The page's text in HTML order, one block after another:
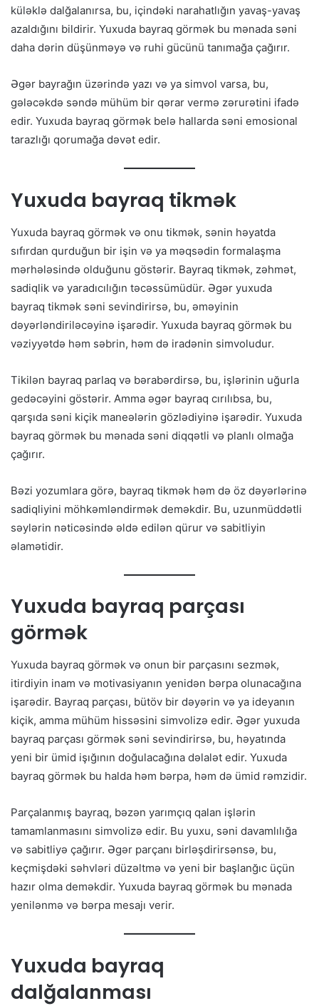
küləklə dalğalanırsa, bu, içindəki narahatlığın yavaş-yavaş
azaldığını bildirir. Yuxuda bayraq görmək bu mənada səni
daha dərin düşünməyə və ruhi gücünü tanımağa çağırır.
Əgər bayrağın üzərində yazı və ya simvol varsa, bu,
gələcəkdə səndə mühüm bir qərar vermə zərurətini ifadə
edir. Yuxuda bayraq görmək belə hallarda səni emosional
tarazlığı qorumağa dəvət edir.
Yuxuda bayraq tikmək
Yuxuda bayraq görmək və onu tikmək, sənin həyatda
sıfırdan qurduğun bir işin və ya məqsədin formalaşma
mərhələsində olduğunu göstərir. Bayraq tikmək, zəhmət,
sadiqlik və yaradıcılığın təcəssümüdür. Əgər yuxuda
bayraq tikmək səni sevindirirsə, bu, əməyinin
dəyərləndiriləcəyinə işarədir. Yuxuda bayraq görmək bu
vəziyyətdə həm səbrin, həm də iradənin simvoludur.
Tikilən bayraq parlaq və bərabərdirsə, bu, işlərinin uğurla
gedəcəyini göstərir. Amma əgər bayraq cırılıbsa, bu,
qarşıda səni kiçik maneələrin gözlədiyinə işarədir. Yuxuda
bayraq görmək bu mənada səni diqqətli və planlı olmağa
çağırır.
Bəzi yozumlara görə, bayraq tikmək həm də öz dəyərlərinə
sadiqliyini möhkəmləndirmək deməkdir. Bu, uzunmüddətli
səylərin nəticəsində əldə edilən qürur və sabitliyin
əlamətidir.
Yuxuda bayraq parçası
görmək
Yuxuda bayraq görmək və onun bir parçasını sezmək,
itirdiyin inam və motivasiyanın yenidən bərpa olunacağına
işarədir. Bayraq parçası, bütöv bir dəyərin və ya ideyanın
kiçik, amma mühüm hissəsini simvolizə edir. Əgər yuxuda
bayraq parçası görmək səni sevindirirsə, bu, həyatında
yeni bir ümid işığının doğulacağına dəlalət edir. Yuxuda
bayraq görmək bu halda həm bərpa, həm də ümid rəmzidir.
Parçalanmış bayraq, bəzən yarımçıq qalan işlərin
tamamlanmasını simvolizə edir. Bu yuxu, səni davamlılığa
və sabitliyə çağırır. Əgər parçanı birləşdirirsənsə, bu,
keçmişdəki səhvləri düzəltmə və yeni bir başlanğıc üçün
hazır olma deməkdir. Yuxuda bayraq görmək bu mənada
yenilənmə və bərpa mesajı verir.
Yuxuda bayraq
dalğalanması